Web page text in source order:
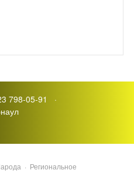
798-05-91 ·
· Региональное